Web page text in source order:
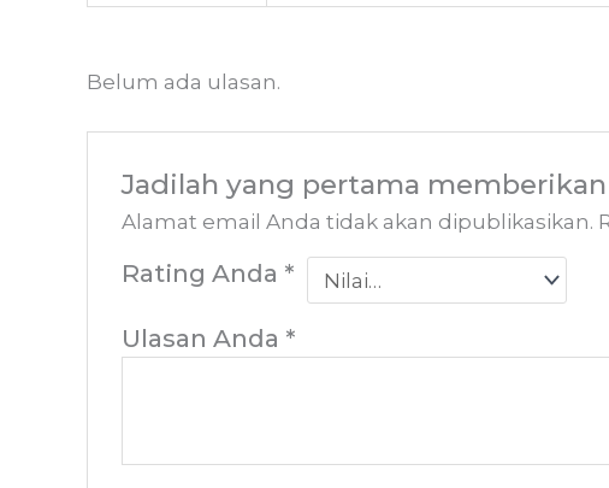
Belum ada ulasan.
Jadilah yang pertama memberikan
Alamat email Anda tidak akan dipublikasikan.
Rating Anda *
Ulasan Anda *